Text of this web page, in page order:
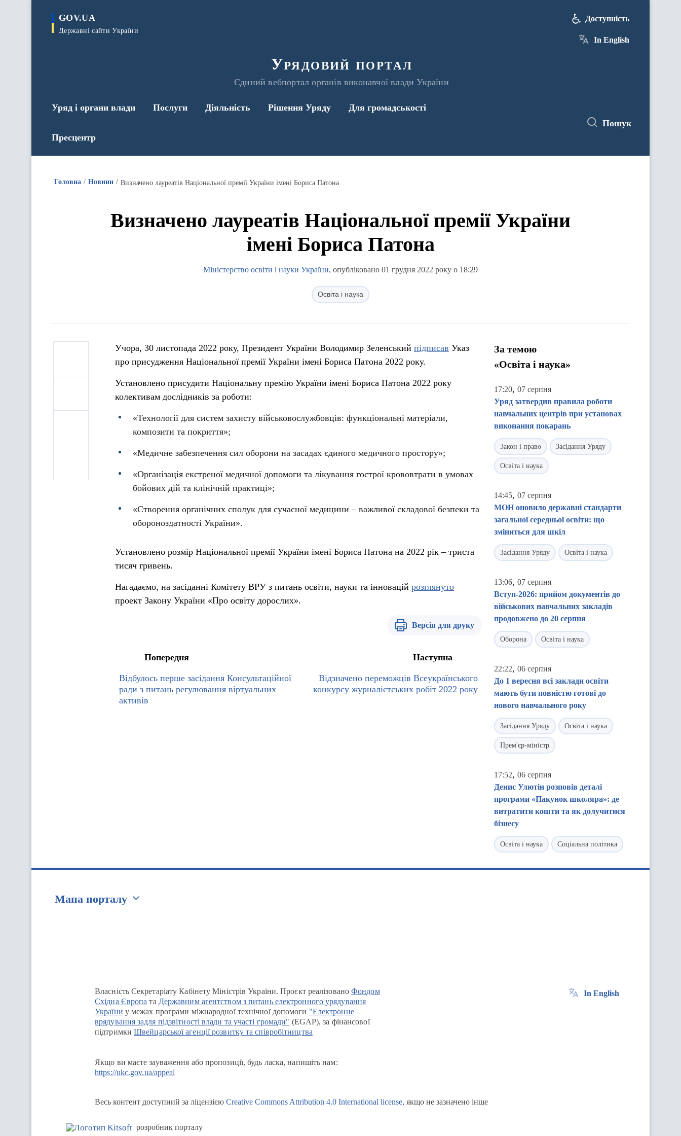
GOV.UA
Державні сайти України
Урядовий портал
Єдиний вебпортал органів виконавчої влади України
Доступність
In English
Уряд і органи влади Послуги Діяльність Рішення Уряду Для громадськості
Пресцентр
Пошук
Головна Новини Визначено лауреатів Національної премії України імені Бориса Патона
Визначено лауреатів Національної премії України
імені Бориса Патона
Міністерство освіти і науки України, опубліковано 01 грудня 2022 року о 18:29
Освіта і наука
Учора, 30 листопада 2022 року, Президент України Володимир Зеленський підписав Указ
про присудження Національної премії України імені Бориса Патона 2022 року.
Установлено присудити Національну премію України імені Бориса Патона 2022 року
колективам дослідників за роботи:
«Технології для систем захисту військовослужбовців: функціональні матеріали,
композити та покриття»;
«Медичне забезпечення сил оборони на засадах єдиного медичного простору»;
«Організація екстреної медичної допомоги та лікування гострої крововтрати в умовах
бойових дій та клінічній практиці»;
«Створення органічних сполук для сучасної медицини – важливої складової безпеки та
обороноздатності України».
Установлено розмір Національної премії України імені Бориса Патона на 2022 рік – триста
тисяч гривень.
Нагадаємо, на засіданні Комітету ВРУ з питань освіти, науки та інновацій розглянуто
проект Закону України «Про освіту дорослих».
Версія для друку
Попередня
Відбулось перше засідання Консультаційної
ради з питань регулювання віртуальних
активів
Наступна
Відзначено переможців Всеукраїнського
конкурсу журналістських робіт 2022 року
За темою
«Освіта і наука»
17:20, 07 серпня
Уряд затвердив правила роботи
навчальних центрів при установах
виконання покарань
Закон і право Засідання Уряду
Освіта і наука
14:45, 07 серпня
МОН оновило державні стандарти
загальної середньої освіти: що
зміниться для шкіл
Засідання Уряду Освіта і наука
13:06, 07 серпня
Вступ-2026: прийом документів до
військових навчальних закладів
продовжено до 20 серпня
Оборона Освіта і наука
22:22, 06 серпня
До 1 вересня всі заклади освіти
мають бути повністю готові до
нового навчального року
Засідання Уряду Освіта і наука
Прем'єр-міністр
17:52, 06 серпня
Денис Улютін розповів деталі
програми «Пакунок школяра»: де
витратити кошти та як долучитися
бізнесу
Освіта і наука Соціальна політика
Мапа порталу
Власність Секретаріату Кабінету Міністрів України. Проєкт реалізованоФондом
Східна Європа та Державним агентством з питань електронного урядування
України у межах програми міжнародної технічної допомоги "Електронне
врядування задля підзвітності влади та участі громади" (EGAP), за фінансової
підтримки Швейцарської агенції розвитку та співробітництва
Якщо ви маєте зауваження або пропозиції, будь ласка, напишіть нам:
https://ukc.gov.ua/appeal
In English
Весь контент доступний за ліцензією Creative Commons Attribution 4.0 International license, якщо не зазначено інше
розробник порталу